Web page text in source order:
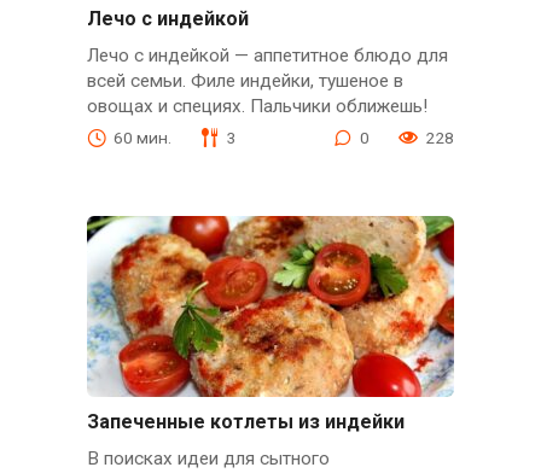
Лечо с индейкой
Лечо с индейкой — аппетитное блюдо для
всей семьи. Филе индейки, тушеное в
овощах и специях. Пальчики оближешь!
60 мин. 3 0 228
Запеченные котлеты из индейки
В поисках идеи для сытного